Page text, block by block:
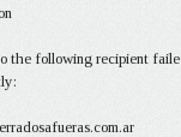
the following recipient